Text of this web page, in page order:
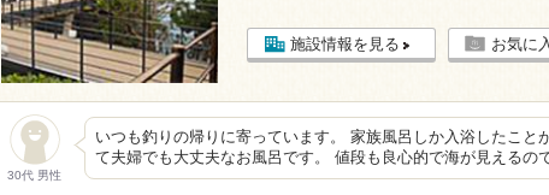
施設情報を見る お気に
30代 男性
いつも釣りの帰りに寄っています。 家族風呂しか入浴したこと
て夫婦でも大丈夫なお風呂です。 値段も良心的で海が見えるの